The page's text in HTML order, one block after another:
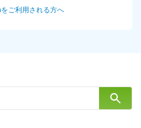
＋ 賞与年2回
・インセンティブ
ご利用される方へ